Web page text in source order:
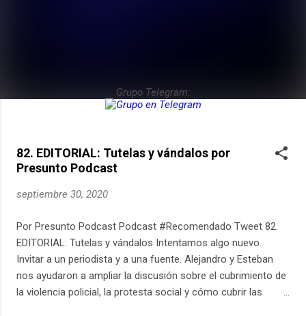
a
Grupo Telegram:
82. EDITORIAL: Tutelas y vándalos por
Presunto Podcast
septiembre 30, 2020
Por Presunto Podcast Podcast #Recomendado Tweet 82.
EDITORIAL: Tutelas y vándalos Intentamos algo nuevo.
Invitar a un periodista y a una fuente. Alejandro y Esteban
nos ayudaron a ampliar la discusión sobre el cubrimiento de
la violencia policial, la protesta social y cómo cubrir las